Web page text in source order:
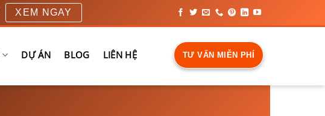
XEM NGAY
DỰ ÁN BLOG LIÊN HỆ TƯ VẤN MIỄN PHÍ